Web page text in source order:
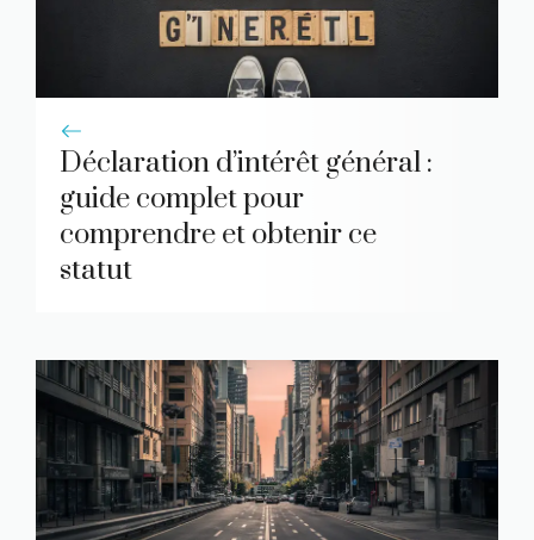
Déclaration d’intérêt général :
guide complet pour
comprendre et obtenir ce
statut